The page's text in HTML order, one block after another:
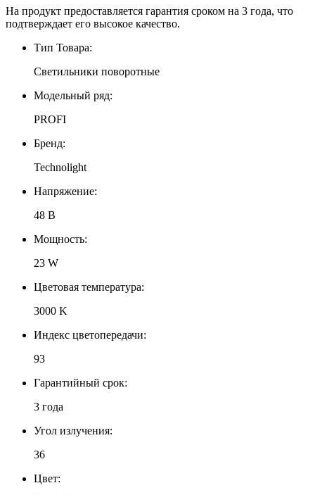
На продукт предоставляется гарантия сроком на 3 года, что
подтверждает его высокое качество.
Тип Товара:
Светильники поворотные
Модельный ряд:
PROFI
Бренд:
Technolight
Напряжение:
48 В
Мощность:
23 W
Цветовая температура:
3000 K
Индекс цветопередачи:
93
Гарантийный срок:
3 года
Угол излучения:
36
Цвет: